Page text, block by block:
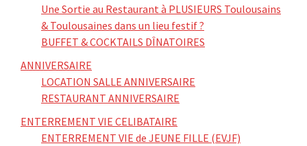
Une Sortie au Restaurant à PLUSIEURS Toulousains
& Toulousaines dans un lieu festif ?
BUFFET & COCKTAILS DÎNATOIRES
ANNIVERSAIRE
LOCATION SALLE ANNIVERSAIRE
RESTAURANT ANNIVERSAIRE
ENTERREMENT VIE CELIBATAIRE
ENTERREMENT VIE de JEUNE FILLE (EVJF)